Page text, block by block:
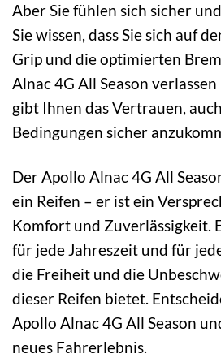
Aber Sie fühlen sich sicher
Sie wissen, dass Sie sich auf
Grip und die optimierten
Alnac 4G All Season
gibt Ihnen das Vertrauen,
Bedingungen sicher
Der Apollo Alnac 4G All
ein Reifen – er ist ein
Komfort und Zuverlässigkeit.
für jede Jahreszeit und für
die Freiheit und die
dieser Reifen bietet.
Apollo Alnac 4G All Season
neues Fahrerlebnis.